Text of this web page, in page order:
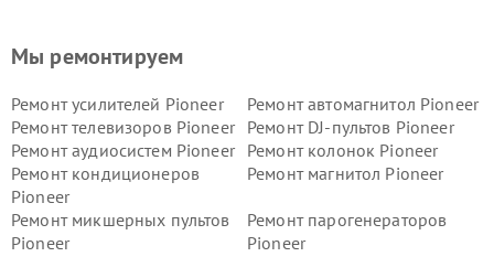
Мы ремонтируем
Ремонт усилителей Pioneer
Ремонт автомагнитол Pioneer
Ремонт телевизоров Pioneer
Ремонт DJ-пультов Pioneer
Ремонт аудиосистем Pioneer
Ремонт колонок Pioneer
Ремонт кондиционеров
Pioneer
Ремонт магнитол Pioneer
Ремонт микшерных пультов
Pioneer
Ремонт парогенераторов
Pioneer